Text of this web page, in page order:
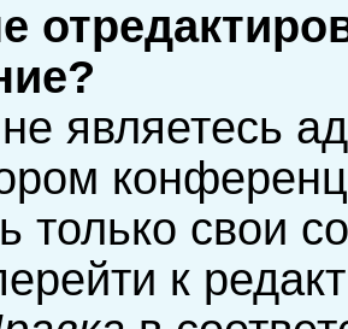
являетесь
только свои
к